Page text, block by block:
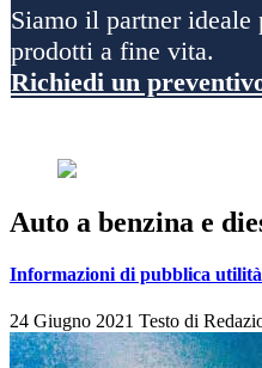
Siamo il partner ideale
prodotti a fine vita.
Richiedi un
Auto a benzina e
Informazioni di pubblica utilità
24 Giugno 2021 Testo di